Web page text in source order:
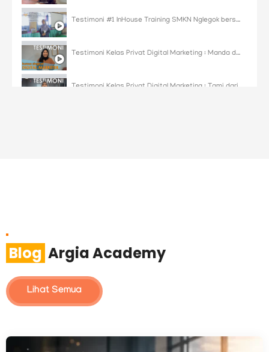
Testimoni #1 InHouse Training SMKN Nglegok bersama Argia Academy | Jurusan Bisnis Daring Pemasaran
Testimoni Kelas Privat Digital Marketing : Manda dari Malang
Blog Argia Academy
Lihat Semua